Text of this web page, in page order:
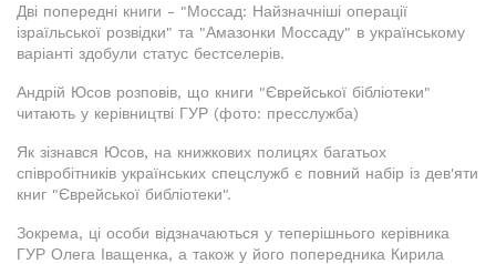
Дві попередні книги - "Моссад: Найзначніші операції
ізраїльської розвідки" та "Амазонки Моссаду" в українському
варіанті здобули статус бестселерів.
Андрій Юсов розповів, що книги "Єврейської бібліотеки"
читають у керівництві ГУР (фото: пресслужба)
Як зізнався Юсов, на книжкових полицях багатьох
співробітників українських спецслужб є повний набір із дев'яти
книг "Єврейської библіотеки".
Зокрема, ці особи відзначаються у теперішнього керівника
ГУР Олега Іващенка, а також у його попередника Кирила